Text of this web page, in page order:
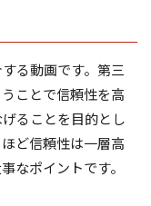
る動画です。第三
ことで信頼性を高
ることを目的とし
ど信頼性は一層高
なポイントです。